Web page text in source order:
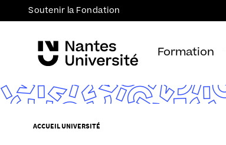
Soutenir la Fondation
Formation
V
ACCUEIL UNIVERSITÉ